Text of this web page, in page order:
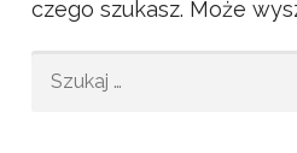
czego szukasz. Może